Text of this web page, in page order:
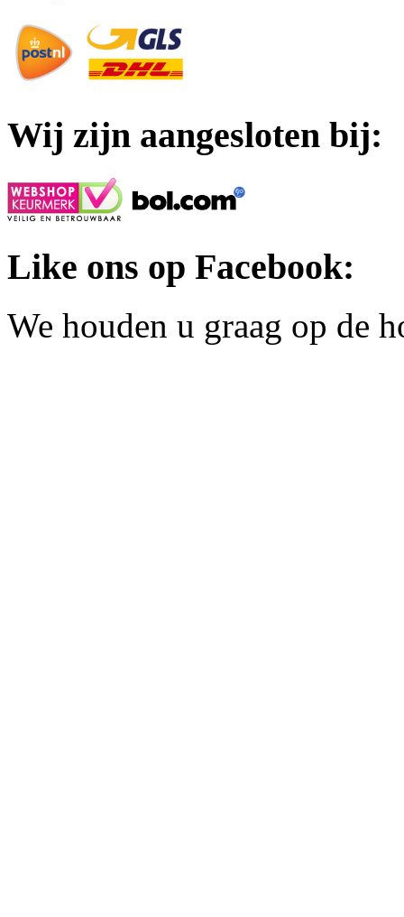
Wij zijn aangesloten bij:
Like ons op Facebook:
We houden u graag op de